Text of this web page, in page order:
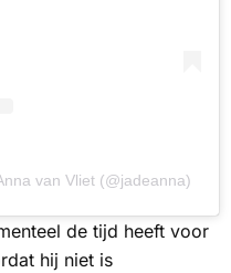
van Vliet (@jadeanna)
de tijd heeft voor
hij niet is